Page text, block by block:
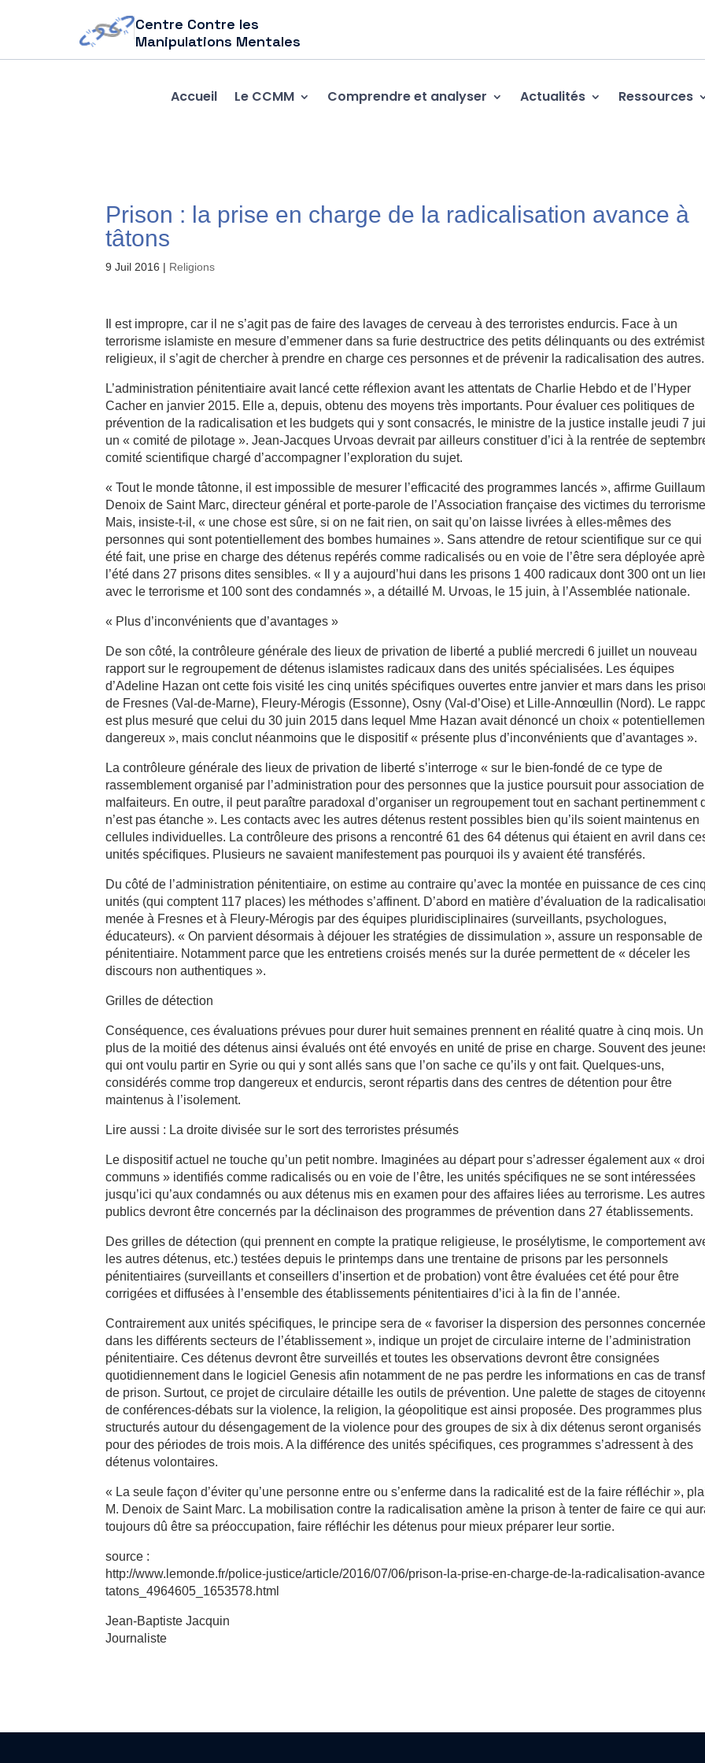
Centre Contre les
Manipulations Mentales
Accueil Le CCMM Comprendre et analyser Actualités Ressources
Prison : la prise en charge de la radicalisation avance à
tâtons
9 Juil 2016 | Religions
Il est impropre, car il ne s’agit pas de faire des lavages de cerveau à des terroristes endurcis. Face à un
terrorisme islamiste en mesure d’emmener dans sa furie destructrice des petits délinquants ou des
religieux, il s’agit de chercher à prendre en charge ces personnes et de prévenir la radicalisation des autres.
L’administration pénitentiaire avait lancé cette réflexion avant les attentats de Charlie Hebdo et de l’Hyper
Cacher en janvier 2015. Elle a, depuis, obtenu des moyens très importants. Pour évaluer ces politiques de
prévention de la radicalisation et les budgets qui y sont consacrés, le ministre de la justice installe jeudi 7
un « comité de pilotage ». Jean-Jacques Urvoas devrait par ailleurs constituer d’ici à la rentrée de
comité scientifique chargé d’accompagner l’exploration du sujet.
« Tout le monde tâtonne, il est impossible de mesurer l’efficacité des programmes lancés », affirme
Denoix de Saint Marc, directeur général et porte-parole de l’Association française des victimes du
Mais, insiste-t-il, « une chose est sûre, si on ne fait rien, on sait qu’on laisse livrées à elles-mêmes des
personnes qui sont potentiellement des bombes humaines ». Sans attendre de retour scientifique sur ce qui
été fait, une prise en charge des détenus repérés comme radicalisés ou en voie de l’être sera déployée
l’été dans 27 prisons dites sensibles. « Il y a aujourd’hui dans les prisons 1 400 radicaux dont 300 ont un
avec le terrorisme et 100 sont des condamnés », a détaillé M. Urvoas, le 15 juin, à l’Assemblée nationale.
« Plus d’inconvénients que d’avantages »
De son côté, la contrôleure générale des lieux de privation de liberté a publié mercredi 6 juillet un nouveau
rapport sur le regroupement de détenus islamistes radicaux dans des unités spécialisées. Les équipes
d’Adeline Hazan ont cette fois visité les cinq unités spécifiques ouvertes entre janvier et mars dans les
de Fresnes (Val-de-Marne), Fleury-Mérogis (Essonne), Osny (Val-d’Oise) et Lille-Annœullin (Nord). Le
est plus mesuré que celui du 30 juin 2015 dans lequel Mme Hazan avait dénoncé un choix «
dangereux », mais conclut néanmoins que le dispositif « présente plus d’inconvénients que d’avantages ».
La contrôleure générale des lieux de privation de liberté s’interroge « sur le bien-fondé de ce type de
rassemblement organisé par l’administration pour des personnes que la justice poursuit pour association de
malfaiteurs. En outre, il peut paraître paradoxal d’organiser un regroupement tout en sachant pertinemment
n’est pas étanche ». Les contacts avec les autres détenus restent possibles bien qu’ils soient maintenus en
cellules individuelles. La contrôleure des prisons a rencontré 61 des 64 détenus qui étaient en avril dans
unités spécifiques. Plusieurs ne savaient manifestement pas pourquoi ils y avaient été transférés.
Du côté de l’administration pénitentiaire, on estime au contraire qu’avec la montée en puissance de ces cinq
unités (qui comptent 117 places) les méthodes s’affinent. D’abord en matière d’évaluation de la
menée à Fresnes et à Fleury-Mérogis par des équipes pluridisciplinaires (surveillants, psychologues,
éducateurs). « On parvient désormais à déjouer les stratégies de dissimulation », assure un responsable de
pénitentiaire. Notamment parce que les entretiens croisés menés sur la durée permettent de « déceler les
discours non authentiques ».
Grilles de détection
Conséquence, ces évaluations prévues pour durer huit semaines prennent en réalité quatre à cinq mois.
plus de la moitié des détenus ainsi évalués ont été envoyés en unité de prise en charge. Souvent des
qui ont voulu partir en Syrie ou qui y sont allés sans que l’on sache ce qu’ils y ont fait. Quelques-uns,
considérés comme trop dangereux et endurcis, seront répartis dans des centres de détention pour être
maintenus à l’isolement.
Lire aussi : La droite divisée sur le sort des terroristes présumés
Le dispositif actuel ne touche qu’un petit nombre. Imaginées au départ pour s’adresser également aux «
communs » identifiés comme radicalisés ou en voie de l’être, les unités spécifiques ne se sont intéressées
jusqu’ici qu’aux condamnés ou aux détenus mis en examen pour des affaires liées au terrorisme. Les autres
publics devront être concernés par la déclinaison des programmes de prévention dans 27 établissements.
Des grilles de détection (qui prennent en compte la pratique religieuse, le prosélytisme, le comportement
les autres détenus, etc.) testées depuis le printemps dans une trentaine de prisons par les personnels
pénitentiaires (surveillants et conseillers d’insertion et de probation) vont être évaluées cet été pour être
corrigées et diffusées à l’ensemble des établissements pénitentiaires d’ici à la fin de l’année.
Contrairement aux unités spécifiques, le principe sera de « favoriser la dispersion des personnes
dans les différents secteurs de l’établissement », indique un projet de circulaire interne de l’administration
pénitentiaire. Ces détenus devront être surveillés et toutes les observations devront être consignées
quotidiennement dans le logiciel Genesis afin notamment de ne pas perdre les informations en cas de
de prison. Surtout, ce projet de circulaire détaille les outils de prévention. Une palette de stages de
de conférences-débats sur la violence, la religion, la géopolitique est ainsi proposée. Des programmes plus
structurés autour du désengagement de la violence pour des groupes de six à dix détenus seront organisés
pour des périodes de trois mois. A la différence des unités spécifiques, ces programmes s’adressent à des
détenus volontaires.
« La seule façon d’éviter qu’une personne entre ou s’enferme dans la radicalité est de la faire réfléchir »,
M. Denoix de Saint Marc. La mobilisation contre la radicalisation amène la prison à tenter de faire ce qui
toujours dû être sa préoccupation, faire réfléchir les détenus pour mieux préparer leur sortie.
source :
http://www.lemonde.fr/police-justice/article/2016/07/06/prison-la-prise-en-charge-de-la-radicalisation-
tatons_4964605_1653578.html
Jean-Baptiste Jacquin
Journaliste